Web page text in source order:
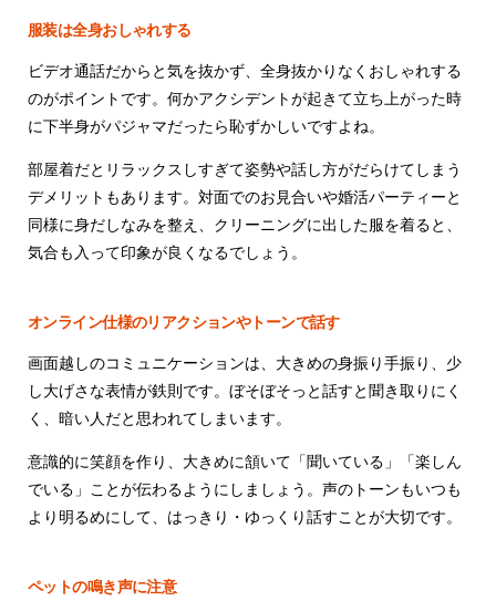
服装は全身おしゃれする
ビデオ通話だからと気を抜かず、全身抜かりなくおしゃれする
のがポイントです。何かアクシデントが起きて立ち上がった時
に下半身がパジャマだったら恥ずかしいですよね。
部屋着だとリラックスしすぎて姿勢や話し方がだらけてしまう
デメリットもあります。対面でのお見合いや婚活パーティーと
同様に身だしなみを整え、クリーニングに出した服を着ると、
気合も入って印象が良くなるでしょう。
オンライン仕様のリアクションやトーンで話す
画面越しのコミュニケーションは、大きめの身振り手振り、少
し大げさな表情が鉄則です。ぼそぼそっと話すと聞き取りにく
く、暗い人だと思われてしまいます。
意識的に笑顔を作り、大きめに頷いて「聞いている」「楽しん
でいる」ことが伝わるようにしましょう。声のトーンもいつも
より明るめにして、はっきり・ゆっくり話すことが大切です。
ペットの鳴き声に注意